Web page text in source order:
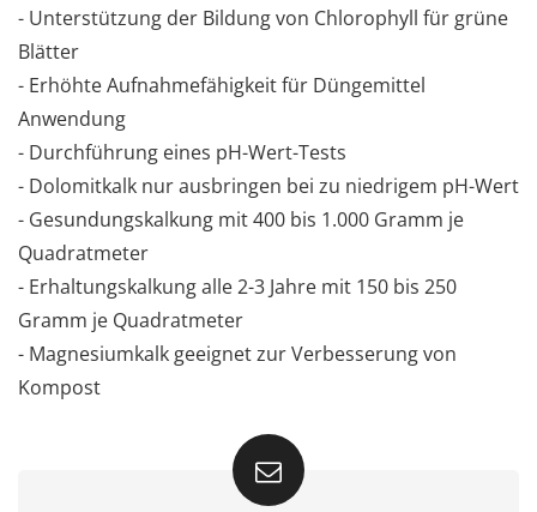
- Unterstützung der Bildung von Chlorophyll für grüne
Blätter
- Erhöhte Aufnahmefähigkeit für Düngemittel
Anwendung
- Durchführung eines pH-Wert-Tests
- Dolomitkalk nur ausbringen bei zu niedrigem pH-Wert
- Gesundungskalkung mit 400 bis 1.000 Gramm je
Quadratmeter
- Erhaltungskalkung alle 2-3 Jahre mit 150 bis 250
Gramm je Quadratmeter
- Magnesiumkalk geeignet zur Verbesserung von
Kompost